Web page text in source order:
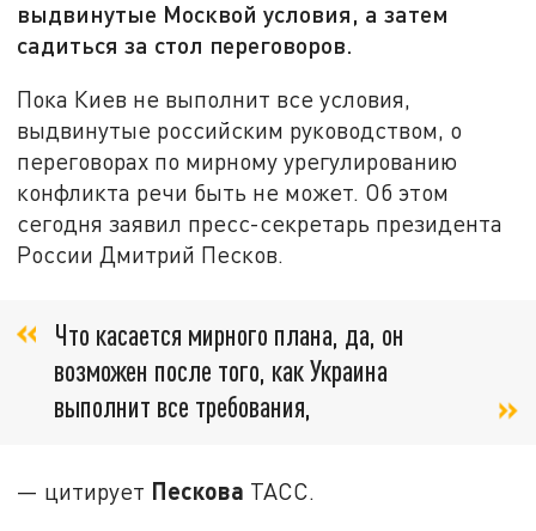
выдвинутые Москвой условия, а затем
садиться за стол переговоров.
Пока Киев не выполнит все условия,
выдвинутые российским руководством, о
переговорах по мирному урегулированию
конфликта речи быть не может. Об этом
сегодня заявил пресс-секретарь президента
России Дмитрий Песков.
Что касается мирного плана, да, он
возможен после того, как Украина
выполнит все требования,
— цитирует Пескова ТАСС.